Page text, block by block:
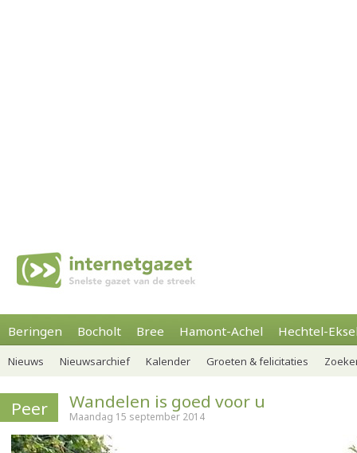
Beringen Bocholt Bree Hamont-Achel Hechtel-
Nieuws Nieuwsarchief Kalender Groeten & felicitaties
Peer Wandelen is goed voor u
Maandag 15 september 2014